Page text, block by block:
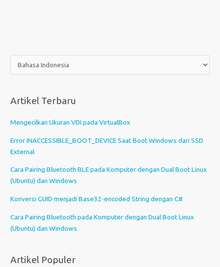
h
b
u
h
b
a
a
s
Artikel Terbaru
Mengecilkan Ukuran VDI pada VirtualBox
Error INACCESSIBLE_BOOT_DEVICE Saat Boot Windows dari SSD
External
Cara Pairing Bluetooth BLE pada Komputer dengan Dual Boot Linux
(Ubuntu) dan Windows
Konversi GUID menjadi Base32-encoded String dengan C#
Cara Pairing Bluetooth pada Komputer dengan Dual Boot Linux
(Ubuntu) dan Windows
Artikel Populer